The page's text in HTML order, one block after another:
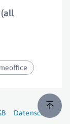
Datenschutz